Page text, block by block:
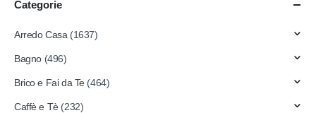
Categorie
Arredo Casa (1637)
Bagno (496)
Brico e Fai da Te (464)
Caffè e Tè (232)